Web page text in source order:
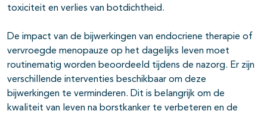
toxiciteit en verlies van botdichtheid.
De impact van de bijwerkingen van endocriene therapie of
vervroegde menopauze op het dagelijks leven moet
routinematig worden beoordeeld tijdens de nazorg. Er zijn
verschillende interventies beschikbaar om deze
bijwerkingen te verminderen. Dit is belangrijk om de
kwaliteit van leven na borstkanker te verbeteren en de